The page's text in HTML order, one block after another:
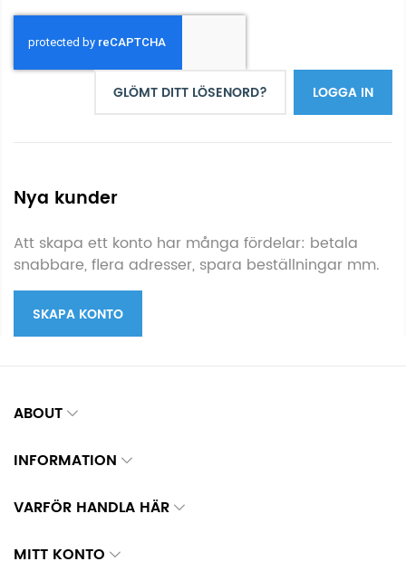
LOGGA IN
GLÖMT DITT LÖSENORD?
Nya kunder
Att skapa ett konto har många fördelar: betala
snabbare, flera adresser, spara beställningar mm.
SKAPA KONTO
ABOUT
INFORMATION
VARFÖR HANDLA HÄR
MITT KONTO